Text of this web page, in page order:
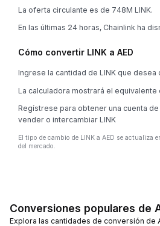
La oferta circulante es de 748M LINK.
En las últimas 24 horas, Chainlink ha
Cómo convertir LINK a AED
Ingrese la cantidad de LINK que desea
La calculadora mostrará el equivalente
Regístrese para obtener una cuenta
vender o intercambiar LINK
El tipo de cambio de LINK a AED se actualiza
del mercado.
Conversiones populares de
Explora las cantidades de conversión de